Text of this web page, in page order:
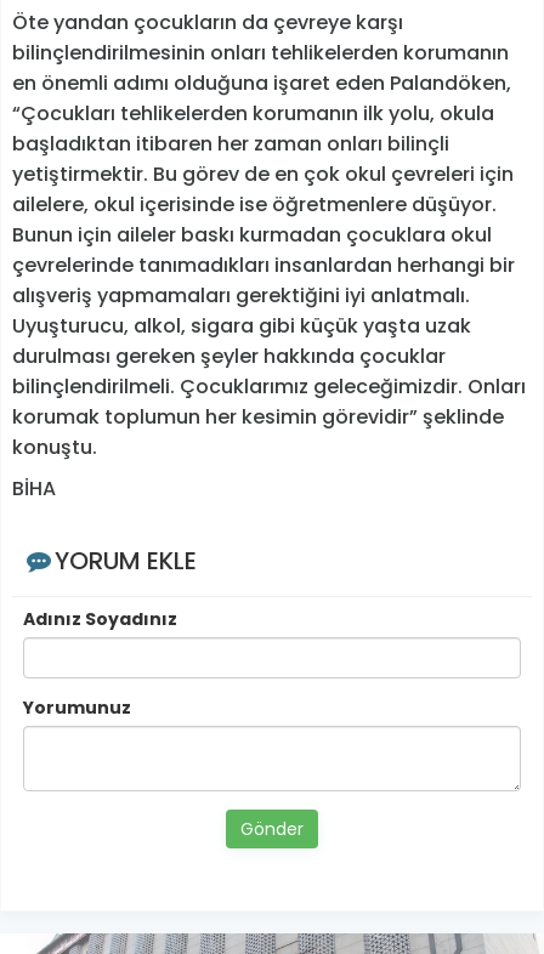
Öte yandan çocukların da çevreye karşı
bilinçlendirilmesinin onları tehlikelerden korumanın
en önemli adımı olduğuna işaret eden Palandöken,
“Çocukları tehlikelerden korumanın ilk yolu, okula
başladıktan itibaren her zaman onları bilinçli
yetiştirmektir. Bu görev de en çok okul çevreleri için
ailelere, okul içerisinde ise öğretmenlere düşüyor.
Bunun için aileler baskı kurmadan çocuklara okul
çevrelerinde tanımadıkları insanlardan herhangi bir
alışveriş yapmamaları gerektiğini iyi anlatmalı.
Uyuşturucu, alkol, sigara gibi küçük yaşta uzak
durulması gereken şeyler hakkında çocuklar
bilinçlendirilmeli. Çocuklarımız geleceğimizdir. Onları
korumak toplumun her kesimin görevidir” şeklinde
konuştu.
BİHA
YORUM EKLE
Adınız Soyadınız
Yorumunuz
Gönder